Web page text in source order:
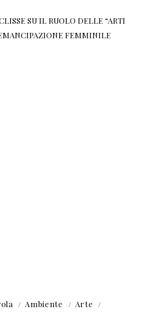
SU IL RUOLO DELLE “ARTI
FEMMINILE
Ambiente Arte